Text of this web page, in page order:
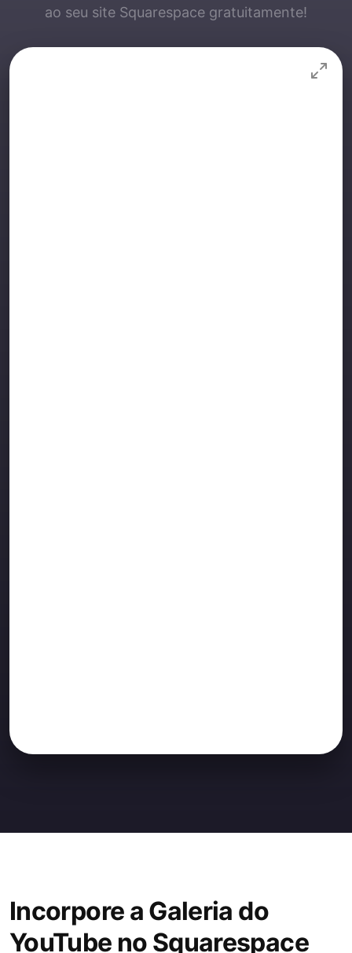
ao seu site Squarespace gratuitamente!
Incorpore a Galeria do
YouTube no Squarespace